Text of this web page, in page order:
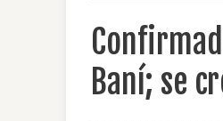
Baní; se